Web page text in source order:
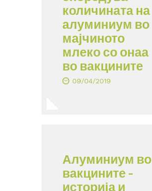
количината на
алуминиум во
мајчиното
млеко со онаа
во вакцините
09/04/2019
Алуминиум во
вакцините –
историја и